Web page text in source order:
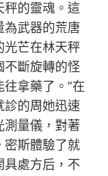
秤的靈魂。這
為武器的荒唐
光芒在林天秤
不斷旋轉的怪
拿藥了。”在
診的周她迅速
測量儀，對著
密斯體驗了就
具處方后，不